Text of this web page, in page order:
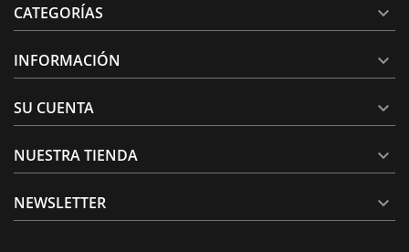
CATEGORÍAS 
INFORMACIÓN 
SU CUENTA 
NUESTRA TIENDA 
NEWSLETTER 